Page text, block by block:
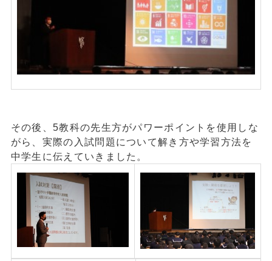
その後、5教科の先生方がパワーポイントを使用しな
がら、実際の入試問題について解き方や学習方法を
中学生に伝えていきました。